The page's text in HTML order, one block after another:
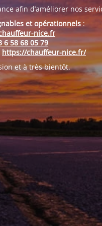
afin d’améliorer nos
et opérationnels:
nice.fr
6 58 68 05 79
https://chauffeur-nice.fr/
et à très bientôt.